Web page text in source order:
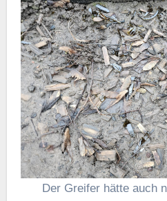
Der Greifer hätte auch nicht viel gebracht,